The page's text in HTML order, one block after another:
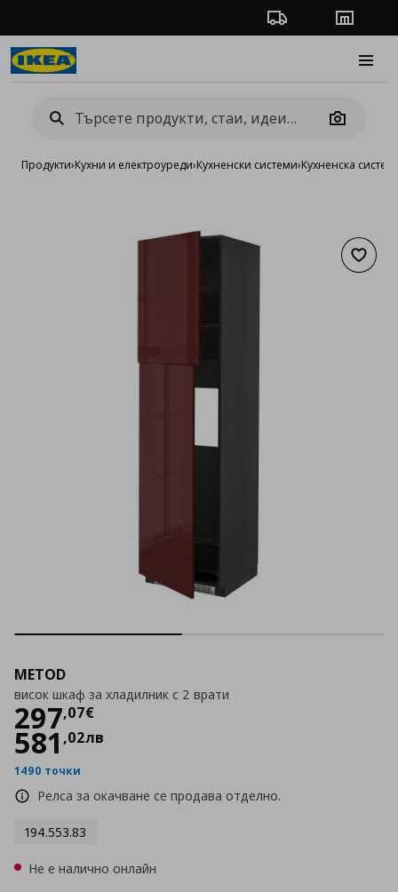
Проследяване на
Camera
Продукти›Кухни и електроуреди›Кухненски системи›Кухненска
METOD
висок шкаф за хладилник с 2 врати
297,07€
Цена
581 ,02лв
1490 точки
Релса за окачване се продава отделно.
194.553.83
Не е налично онлайн